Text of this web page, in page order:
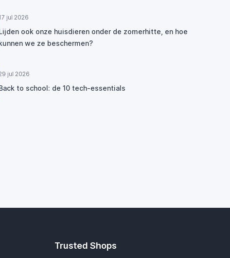
jul 2026
ook onze huisdieren onder de zomerhitte, en hoe
we ze beschermen?
jul 2026
to school: de 10 tech-essentials
Trusted Shops